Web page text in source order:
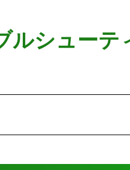
ルシューテ